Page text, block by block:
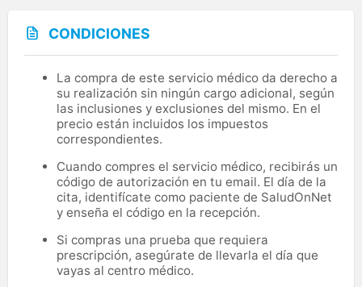
CONDICIONES
La compra de este servicio médico da derecho a
su realización sin ningún cargo adicional, según
las inclusiones y exclusiones del mismo. En el
precio están incluidos los impuestos
correspondientes.
Cuando compres el servicio médico, recibirás un
código de autorización en tu email. El día de la
cita, identifícate como paciente de SaludOnNet
y enseña el código en la recepción.
Si compras una prueba que requiera
prescripción, asegúrate de llevarla el día que
vayas al centro médico.